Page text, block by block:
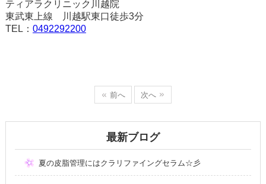
ティアラクリニック川越院
東武東上線 川越駅東口徒歩3分
TEL ： 0492292200
前へ 次へ
最新ブログ
夏の皮脂管理にはクラリファイングセラム☆彡